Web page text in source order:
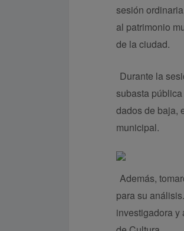
sesión
al patrimonio
de la ciudad.
Durante la
subasta
dados de baja,
municipal.
Además,
para su
investigadora y